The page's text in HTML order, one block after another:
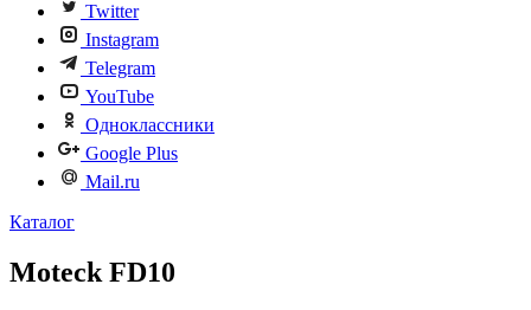
Twitter
Instagram
Telegram
YouTube
Одноклассники
Google Plus
Mail.ru
Каталог
Moteck FD10